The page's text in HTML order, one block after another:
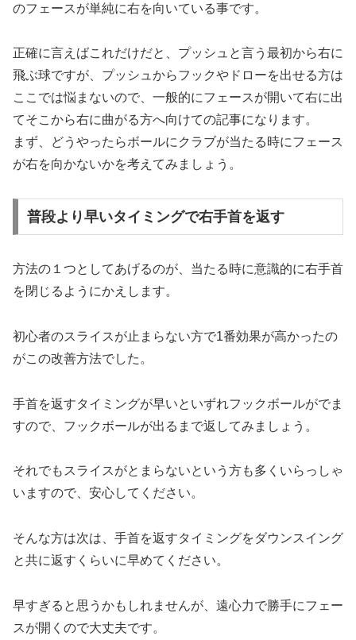
のフェースが単純に右を向いている事です。
正確に言えばこれだけだと、プッシュと言う最初から右に
飛ぶ球ですが、 プッシュからフックやドローを出せる方は
ここでは悩まないので、 一般的にフェースが開いて右に出
てそこから右に曲がる方へ向けての記事になります。
まず、どうやったらボールにクラブが当たる時にフェース
が右を向かないかを考えてみましょう。
普段より早いタイミングで右手首を返す
方法の１つとしてあげるのが、当たる時に意識的に右手首
を閉じるようにかえします。
初心者のスライスが止まらない方で1番効果が高かったの
がこの改善方法でした。
手首を返すタイミングが早いといずれフックボールがでま
すので、 フックボールが出るまで返してみましょう。
それでもスライスがとまらないという方も多くいらっしゃ
いますので、安心してください。
そんな方は次は、手首を返すタイミングをダウンスイング
と共に返すくらいに早めてください。
早すぎると思うかもしれませんが、遠心力で勝手にフェー
スが開くので大丈夫です。